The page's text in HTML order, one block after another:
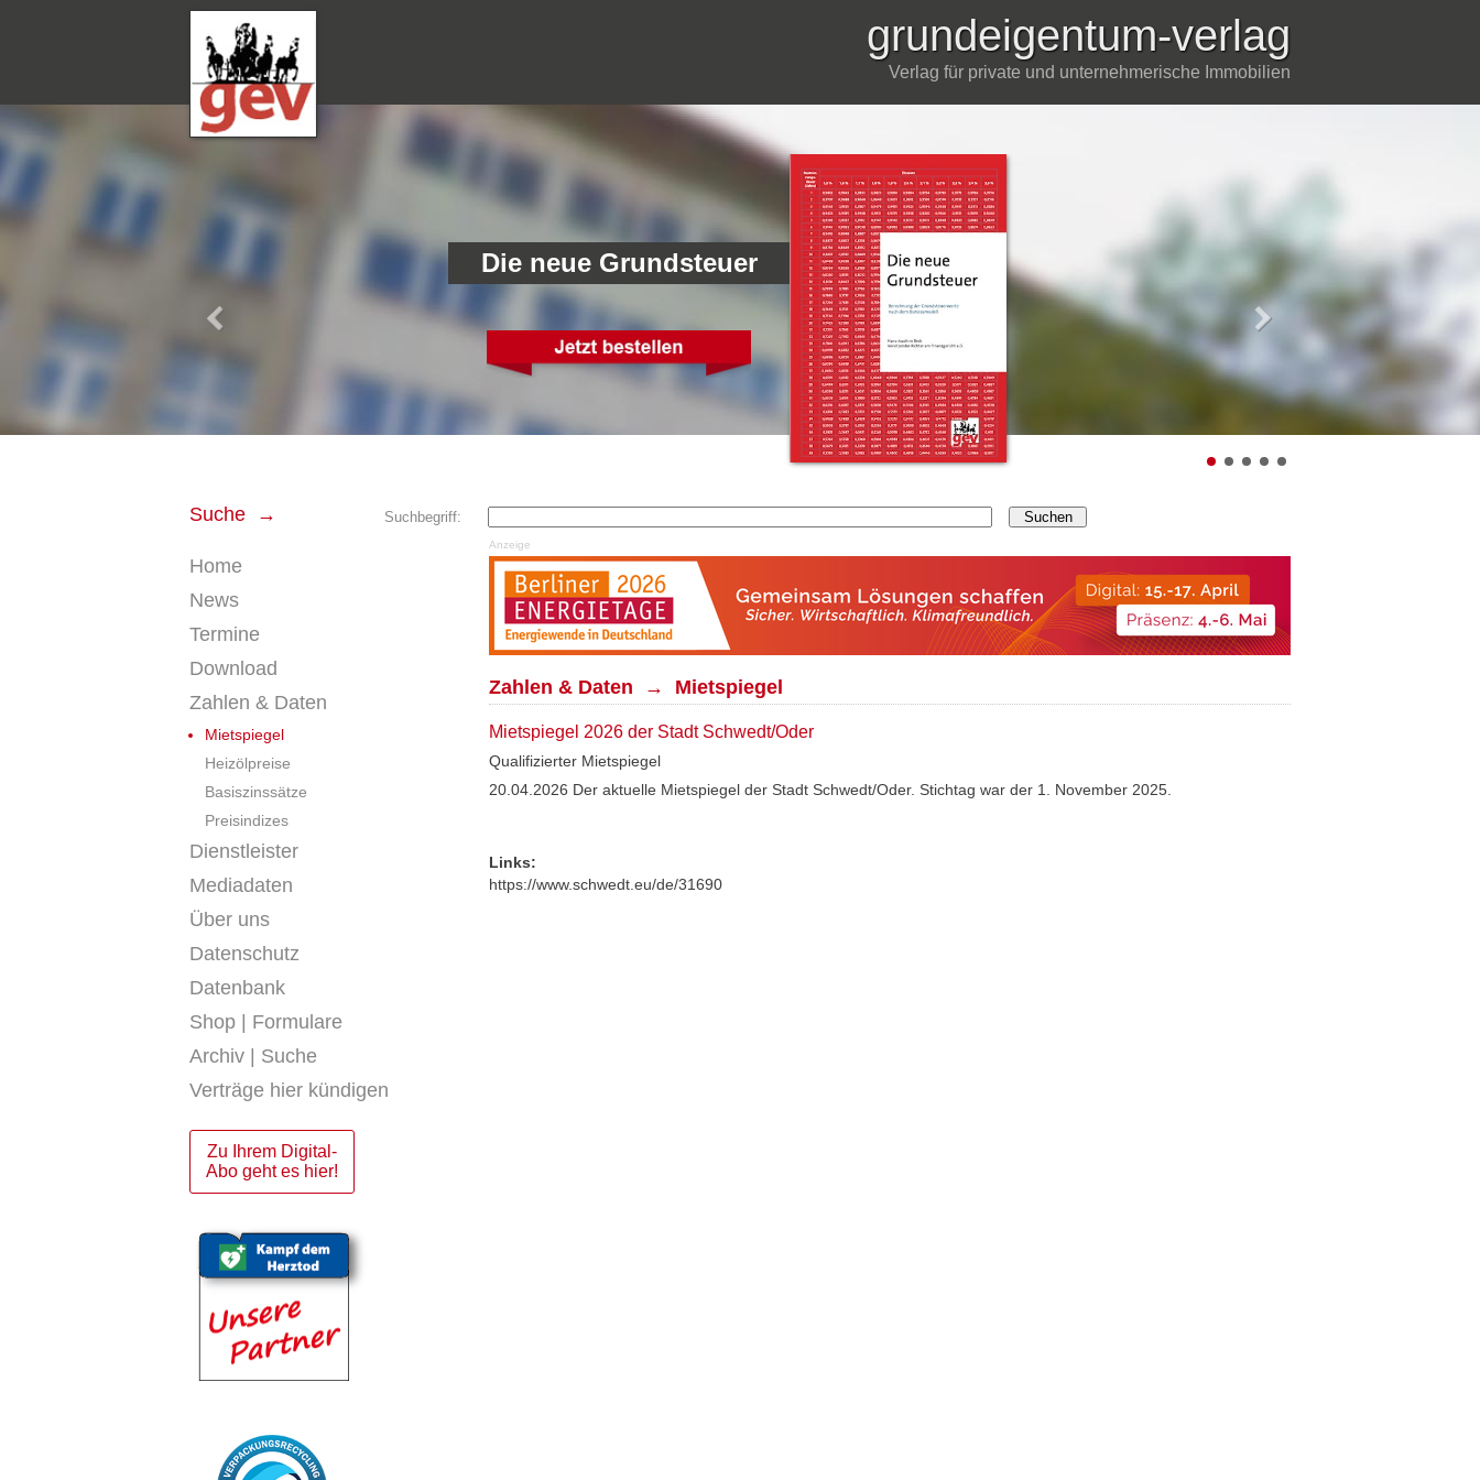
grundeigentum-verlag
Verlag für private und unternehmerische Immobilien
Suche → Suchbegriff:
Home
News
Termine
Download
Zahlen & Daten
Mietspiegel
Heizölpreise
Basiszinssätze
Preisindizes
Dienstleister
Mediadaten
Über uns
Datenschutz
Datenbank
Shop | Formulare
Archiv | Suche
Verträge hier kündigen
Zu Ihrem Digital-
Abo geht es hier!
Anzeige
Zahlen & Daten → Mietspiegel
Mietspiegel 2026 der Stadt Schwedt/Oder
Qualifizierter Mietspiegel
20.04.2026 Der aktuelle Mietspiegel der Stadt Schwedt/Oder. Stichtag war der 1. November 2025.
Links:
https://www.schwedt.eu/de/31690
Die neue Grundsteuer